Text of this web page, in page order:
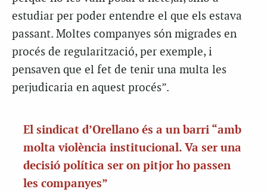
estudiar per poder entendre el que els estava
passant. Moltes companyes són migrades en
procés de regularització, per exemple, i
pensaven que el fet de tenir una multa les
perjudicaria en aquest procés”.
El sindicat d’Orellano és a un barri “amb
molta violència institucional. Va ser una
decisió política ser on pitjor ho passen
les companyes”